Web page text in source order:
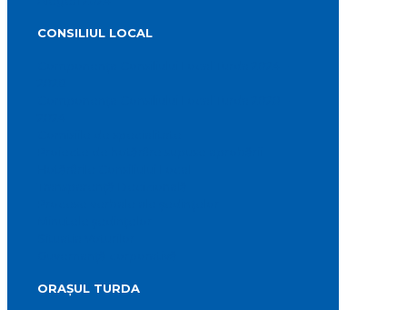
CONSILIUL LOCAL
ORAȘUL TURDA